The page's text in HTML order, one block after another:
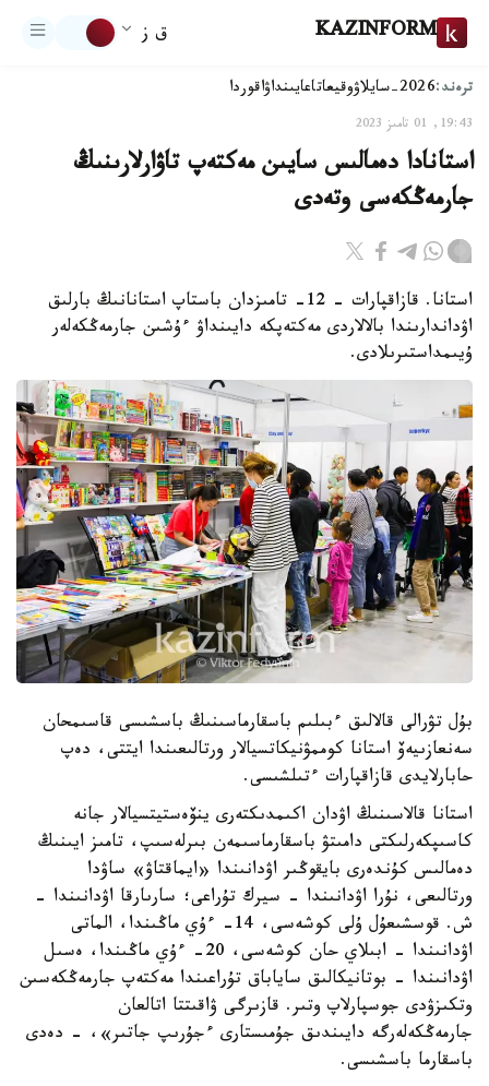
KAZINFORM ق ز
ترەند:2026-سايلاۋ وقيعاتاعايىنداۋاقوردا
19:43, 01 تامىز 2023
استانادا دەمالىس سايىن مەكتەپ تاۋارلارىنىڭ
جارمەڭكەسى وتەدى
استانا. قازاقپارات – 12- تامىزدان باستاپ استانانىڭ بارلىق
اۋداندارىندا بالالاردى مەكتەپكە دايىنداۋ ءۇشىن جارمەڭكەلەر
ۇيىمداستىرىلادى.
بۇل تۋرالى قالالىق ءبىلىم باسقارماسىنىڭ باسشىسى قاسىمحان
سەنعازىيەۆ استانا كوممۋنيكاتسيالار ورتالىعىندا ايتتى، دەپ
حابارلايدى قازاقپارات ءتىلشىسى.
استانا قالاسىنىڭ اۋدان اكىمدىكتەرى ينۆەستيتسيالار جانە
كاسىپكەرلىكتى دامىتۋ باسقارماسىمەن بىرلەسىپ، تامىز ايىنىڭ
دەمالىس كۇندەرى بايقوڭىر اۋدانىندا «ايماقتاۋ» ساۋدا
ورتالىعى، نۇرا اۋدانىندا - سيرك تۇراعى؛ سارىارقا اۋدانىندا -
ش. قوسشىعۇل ۇلى كوشەسى، 14- ءۇي ماڭىندا، الماتى
اۋدانىندا - ابىلاي حان كوشەسى، 20- ءۇي ماڭىندا، ەسىل
اۋدانىندا - بوتانيكالىق ساياباق تۇراعىندا مەكتەپ جارمەڭكەسىن
وتكىزۋدى جوسپارلاپ وتىر. قازىرگى ۋاقىتتا اتالعان
جارمەڭكەلەرگە دايىندىق جۇمىستارى ءجۇرىپ جاتىر»، - دەدى
باسقارما باسشىسى.